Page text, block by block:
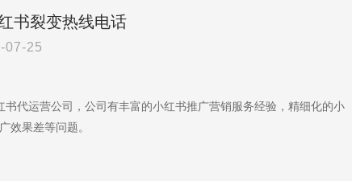
书裂变热线电话
07-25
代运营公司，公司有丰富的小红书推广营销服务经验，精细化的小
效果差等问题。